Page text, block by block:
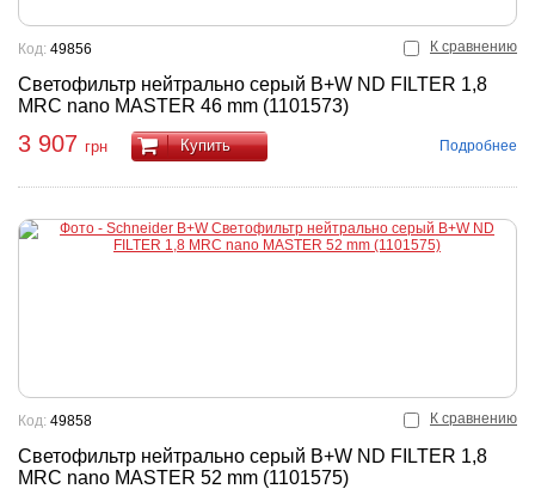
К сравнению
Светофильтр нейтрально серый B+W ND FILTER 1,8
MRC nano MASTER 46 mm (1101573)
Код: 49856
3 907 грн Купить Подробнее
К сравнению
Светофильтр нейтрально серый B+W ND FILTER 1,8
MRC nano MASTER 52 mm (1101575)
Код: 49858